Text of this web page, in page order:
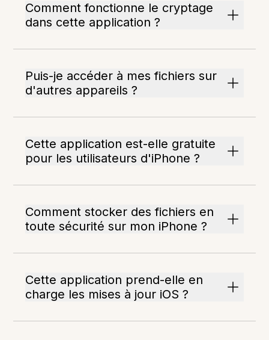
Comment fonctionne le cryptage
dans cette application ?
Puis-je accéder à mes fichiers sur
d'autres appareils ?
Cette application est-elle gratuite
pour les utilisateurs d'iPhone ?
Comment stocker des fichiers en
toute sécurité sur mon iPhone ?
Cette application prend-elle en
charge les mises à jour iOS ?